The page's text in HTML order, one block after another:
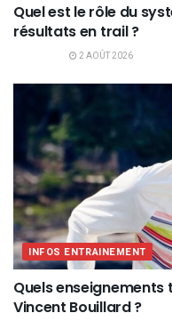
Quel est le rôle du
résultats en trail ?
2 AOÛT 2026
INFOS ENTRAINEMENT
Quels enseignements
Vincent Bouillard ?